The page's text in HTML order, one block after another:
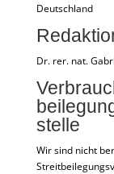
Deutschland
Dr. rer. nat.
stelle
Wir sind nicht